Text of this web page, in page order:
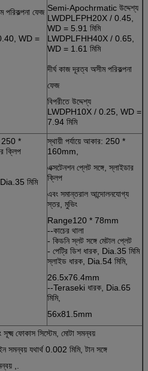
পরিকল্পনা ফেজ
WD =
Semi-Apochrmatic উদ্দেশ্য
LWDPLFPH20X / 0.45,
WD = 5.91 মিমি
LWDPLFHH40X / 0.65,
WD = 1.61 মিমি
দীর্ঘ কাজ দূরত্ব অসীম পরিকল্পনা
ফেজ
বিপরীতে উদ্দেশ্য
LWDPH10X / 0.25, WD =
7.94 মিমি
250 *
ক্লিপ
মিমি
স্থায়ী পর্যায়ে আকার: 250 *
160mm,
এক্সটেনশন প্লেট সঙ্গে, স্লাইডার
ক্লিপ
এবং সমান্তরাল আন্দোলনযোগ্য
স্তর, মুভিং
Range120 * 78mm
--কাচের থালা
- কিডনি স্লট সঙ্গে মেটাল প্লেট
- পেট্রি ডিশ ধারক, Dia.35 মিমি
স্লাইড ধারক, Dia.54 মিমি,
26.5x76.4mm
--Teraseki ধারক, Dia.65
মিমি,
56x81.5mm
ফোকাস সিস্টেম, মোটা সমন্বয়
সমন্বয় যথার্থ 0.002 মিমি, টান সঙ্গে
,.